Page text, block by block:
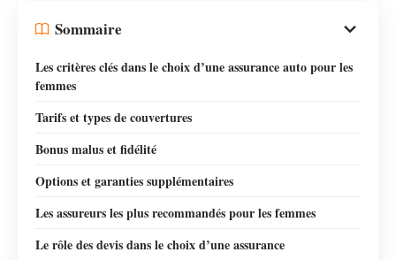
Sommaire
Les critères clés dans le choix d’une assurance auto pour les
femmes
Tarifs et types de couvertures
Bonus malus et fidélité
Options et garanties supplémentaires
Les assureurs les plus recommandés pour les femmes
Le rôle des devis dans le choix d’une assurance